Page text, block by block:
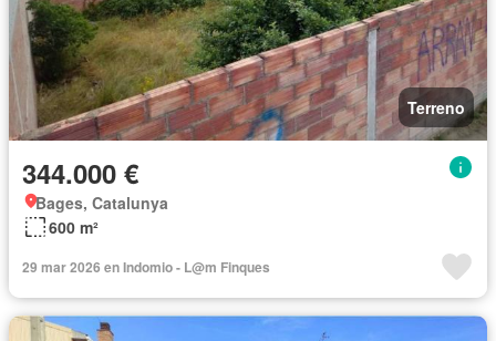
Terreno
344.000 €
Bages, Catalunya
600 m²
29 mar 2026 en Indomio - L@m Finques